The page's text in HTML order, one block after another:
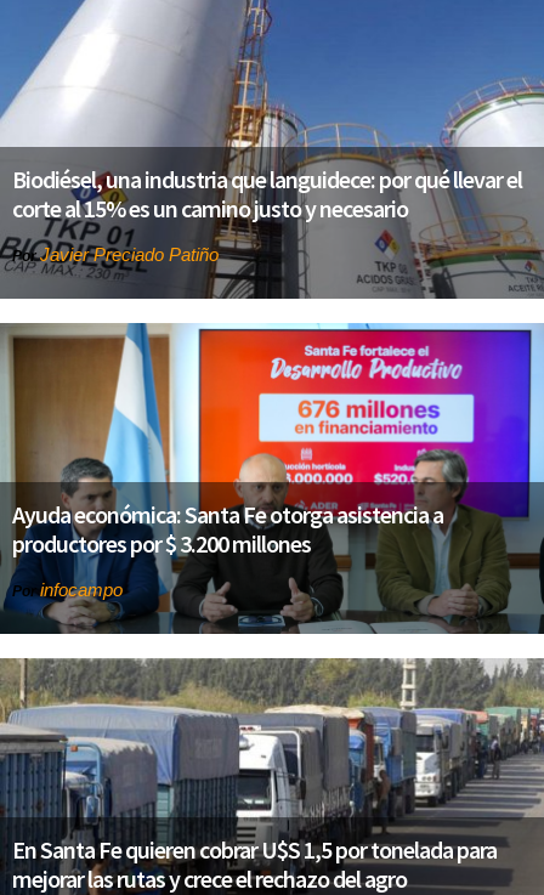
Biodiésel, una industria que languidece: por qué llevar el
corte al 15% es un camino justo y necesario
PorJavier Preciado Patiño
Ayuda económica: Santa Fe otorga asistencia a
productores por $ 3.200 millones
Por infocampo
En Santa Fe quieren cobrar U$S 1,5 por tonelada para
mejorar las rutas y crece el rechazo del agro